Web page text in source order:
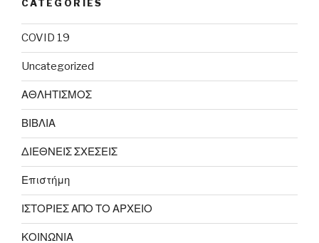
CATEGORIES
COVID 19
Uncategorized
ΑΘΛΗΤΙΣΜΟΣ
ΒΙΒΛΙΑ
ΔΙΕΘΝΕΙΣ ΣΧΕΣΕΙΣ
Επιστήμη
ΙΣΤΟΡΙΕΣ ΑΠΟ ΤΟ ΑΡΧΕΙΟ
ΚΟΙΝΩΝΙΑ